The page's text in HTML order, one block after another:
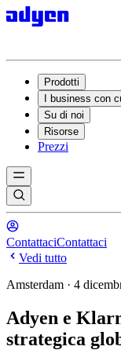
Prodotti
I business con
Su di noi
Risorse
Prezzi
ContattaciContattaci
Vedi tutto
Amsterdam · 4
Adyen e
strategica